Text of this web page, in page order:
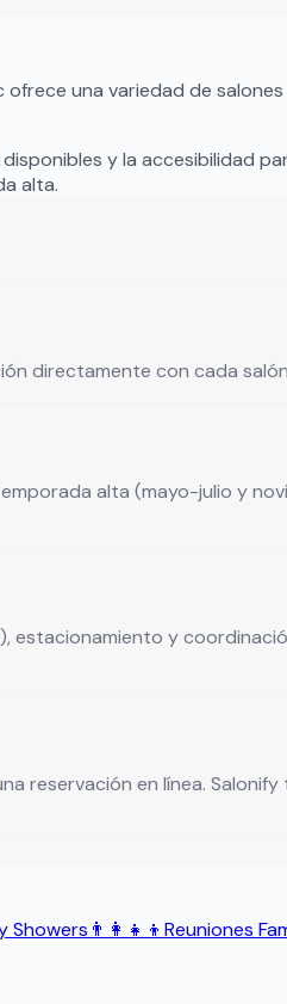
ofrece una variedad de
y la accesibilidad
alta.
directamente con cada
alta (mayo-julio y
estacionamiento y
reservación en línea.
Showers 👨‍👩‍👧‍👦 Reuniones